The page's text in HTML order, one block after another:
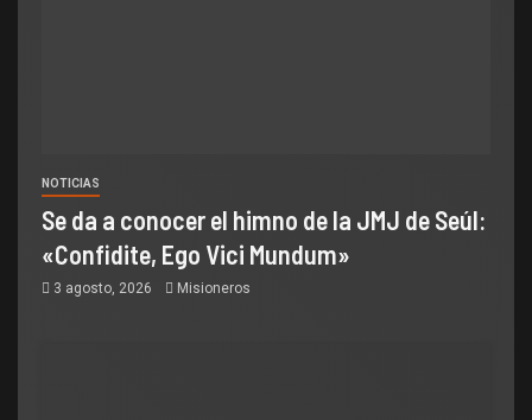
NOTICIAS
Se da a conocer el himno de la JMJ de Seúl:
«Confidite, Ego Vici Mundum»
3 agosto, 2026 Misioneros